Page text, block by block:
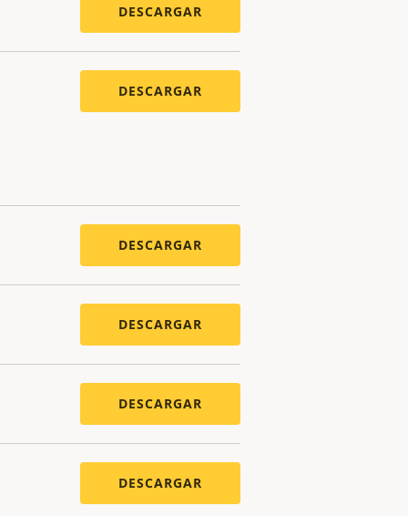
DESCARGAR
DESCARGAR
DESCARGAR
DESCARGAR
DESCARGAR
DESCARGAR